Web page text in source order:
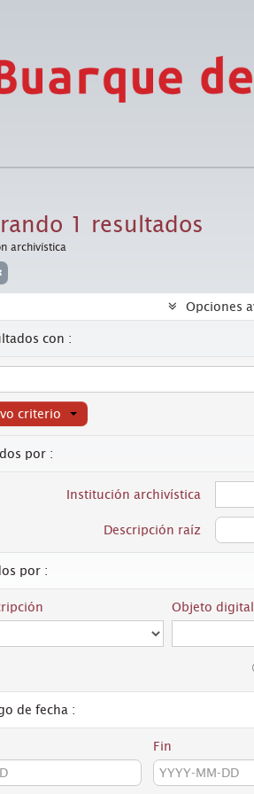
1 resultados
archivística
Opciones
con :
criterio
por :
Institución archivística
Descripción raíz
por :
Objeto
de fecha :
Fin